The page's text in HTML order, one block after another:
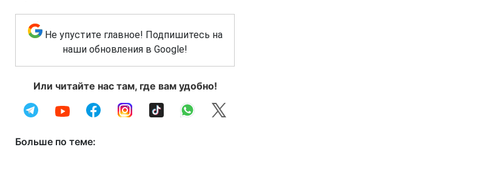
Не упустите главное! Подпишитесь на
наши обновления в Google!
Или читайте нас там, где вам удобно!
Больше по теме: